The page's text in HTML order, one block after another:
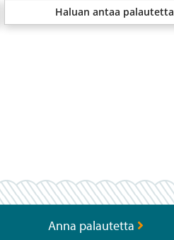
Haluan antaa palautetta
Anna palautetta